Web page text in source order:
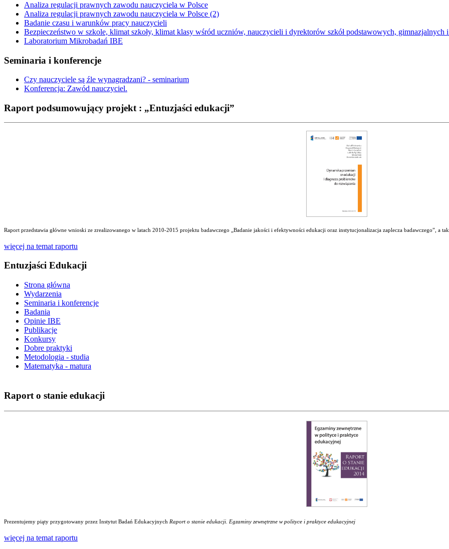
Analiza regulacji prawnych zawodu nauczyciela w Polsce
Analiza regulacji prawnych zawodu nauczyciela w Polsce (2)
Badanie czasu i warunków pracy nauczycieli
Bezpieczeństwo w szkole, klimat szkoły, klimat klasy wśród uczniów, nauczycieli i dyrektorów szkół podstawowych, gimnazjalnych
Laboratorium Mikrobadań IBE
Seminaria i konferencje
Czy nauczyciele są źle wynagradzani? - seminarium
Konferencja: Zawód nauczyciel.
Raport podsumowujący projekt : „Entuzjaści edukacji”
Raport przedstawia główne wnioski ze zrealizowanego w latach 2010-2015 projektu badawczego „Badanie jakości i efektywności edukacji oraz instytucjonalizacja zaplecza badawczego”, a
więcej na temat raportu
Entuzjaści Edukacji
Strona główna
Wydarzenia
Seminaria i konferencje
Badania
Opinie IBE
Publikacje
Konkursy
Dobre praktyki
Metodologia - studia
Matematyka - matura
Raport o stanie edukacji
Prezentujemy piąty przygotowany przez Instytut Badań Edukacyjnych Raport o stanie edukacji. Egzaminy zewnętrzne w polityce i praktyce edukacyjnej
więcej na temat raportu